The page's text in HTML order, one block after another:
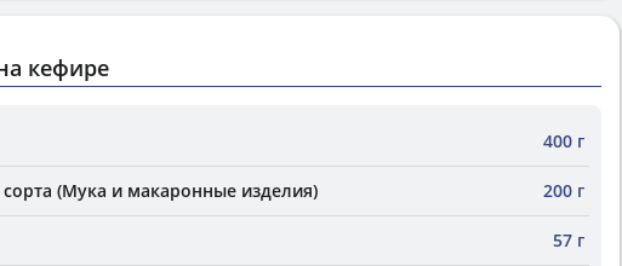
кефире
400 г
(Мука и макаронные изделия) 200 г
57 г